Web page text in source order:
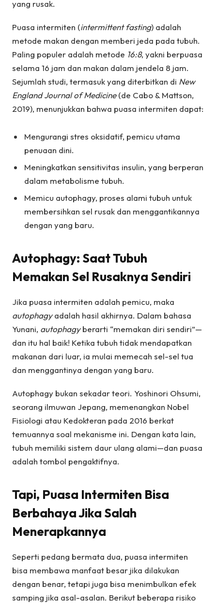
yang rusak.
Puasa intermiten (intermittent fasting) adalah
metode makan dengan memberi jeda pada tubuh.
Paling populer adalah metode 16:8, yakni berpuasa
selama 16 jam dan makan dalam jendela 8 jam.
Sejumlah studi, termasuk yang diterbitkan di New
England Journal of Medicine(de Cabo & Mattson,
2019), menunjukkan bahwa puasa intermiten dapat:
Mengurangi stres oksidatif, pemicu utama
penuaan dini.
Meningkatkan sensitivitas insulin, yang berperan
dalam metabolisme tubuh.
Memicu autophagy, proses alami tubuh untuk
membersihkan sel rusak dan menggantikannya
dengan yang baru.
Autophagy: Saat Tubuh
Memakan Sel Rusaknya Sendiri
Jika puasa intermiten adalah pemicu, maka
autophagyadalah hasil akhirnya. Dalam bahasa
Yunani, autophagyberarti “memakan diri sendiri”—
dan itu hal baik! Ketika tubuh tidak mendapatkan
makanan dari luar, ia mulai memecah sel-sel tua
dan menggantinya dengan yang baru.
Autophagy bukan sekadar teori. Yoshinori Ohsumi,
seorang ilmuwan Jepang, memenangkan Nobel
Fisiologi atau Kedokteran pada 2016 berkat
temuannya soal mekanisme ini. Dengan kata lain,
tubuh memiliki sistem daur ulang alami—dan puasa
adalah tombol pengaktifnya.
Tapi, Puasa Intermiten Bisa
Berbahaya Jika Salah
Menerapkannya
Seperti pedang bermata dua, puasa intermiten
bisa membawa manfaat besar jika dilakukan
dengan benar, tetapi juga bisa menimbulkan efek
samping jika asal-asalan. Berikut beberapa risiko